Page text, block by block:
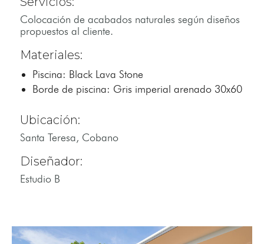
Colocación de acabados naturales según diseños
propuestos al cliente.
Materiales:
Piscina: Black Lava Stone
Borde de piscina: Gris imperial arenado 30x60
Ubicación:
Santa Teresa, Cobano
Diseñador:
Estudio B